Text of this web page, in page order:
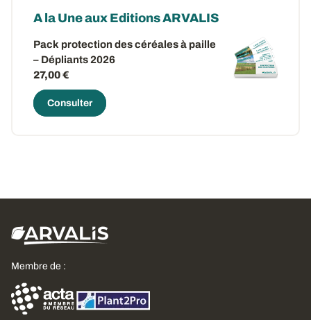
A la Une aux Editions ARVALIS
Pack protection des céréales à paille
– Dépliants 2026
27,00 €
Consulter
Membre de :